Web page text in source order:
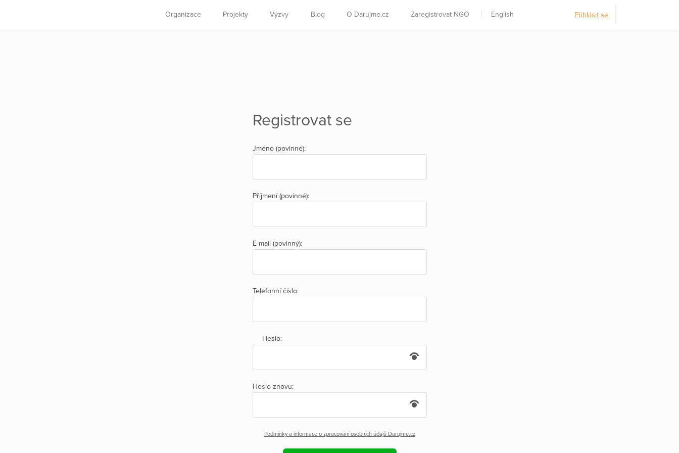
Organizace Projekty Výzvy Blog O Darujme.cz Zaregistrovat NGO English Přihlásit se
Registrovat se
Jméno (povinné):
Příjmení (povinné):
E-mail (povinný):
Telefonní číslo:
Heslo:
Heslo znovu:
Podmínky a informace o zpracování osobních údajů Darujme.cz